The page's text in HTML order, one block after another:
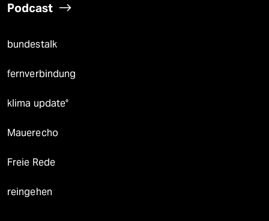
Podcast
bundestalk
fernverbindung
klima update°
Mauerecho
Freie Rede
reingehen